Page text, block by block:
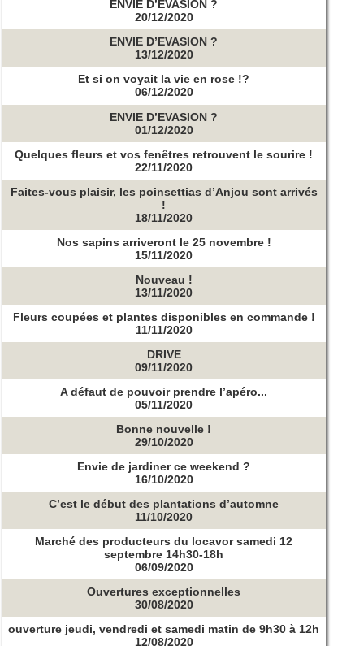
ENVIE D’EVASION ?
20/12/2020
ENVIE D’EVASION ?
13/12/2020
Et si on voyait la vie en rose !?
06/12/2020
ENVIE D’EVASION ?
01/12/2020
Quelques fleurs et vos fenêtres retrouvent le sourire !
22/11/2020
Faites-vous plaisir, les poinsettias d’Anjou sont arrivés
!
18/11/2020
Nos sapins arriveront le 25 novembre !
15/11/2020
Nouveau !
13/11/2020
Fleurs coupées et plantes disponibles en commande !
11/11/2020
DRIVE
09/11/2020
A défaut de pouvoir prendre l’apéro...
05/11/2020
Bonne nouvelle !
29/10/2020
Envie de jardiner ce weekend ?
16/10/2020
C’est le début des plantations d’automne
11/10/2020
Marché des producteurs du locavor samedi 12
septembre 14h30-18h
06/09/2020
Ouvertures exceptionnelles
30/08/2020
ouverture jeudi, vendredi et samedi matin de 9h30 à 12h
12/08/2020